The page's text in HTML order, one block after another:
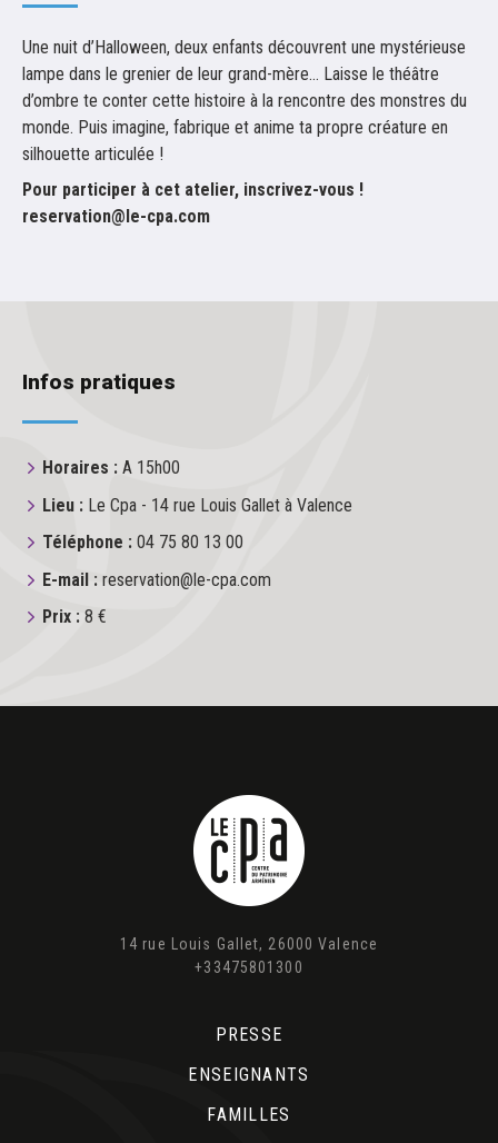
Une nuit d’Halloween, deux enfants découvrent une mystérieuse
lampe dans le grenier de leur grand-mère… Laisse le théâtre
d’ombre te conter cette histoire à la rencontre des monstres du
monde. Puis imagine, fabrique et anime ta propre créature en
silhouette articulée !
Pour participer à cet atelier, inscrivez-vous !
reservation@le-cpa.com
Infos pratiques
Horaires : A 15h00
Lieu : Le Cpa - 14 rue Louis Gallet à Valence
Téléphone : 04 75 80 13 00
E-mail : reservation@le-cpa.com
Prix : 8 €
14 rue Louis Gallet, 26000 Valence
+33475801300
PRESSE
ENSEIGNANTS
FAMILLES